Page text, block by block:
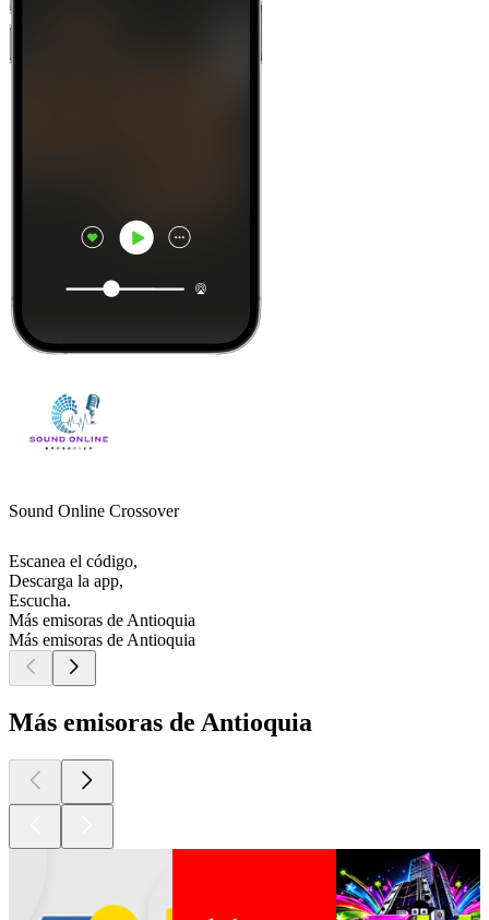
Sound Online Crossover
Escanea el código,
Descarga la app,
Escucha.
Más emisoras de Antioquia
Más emisoras de Antioquia
Más emisoras de Antioquia